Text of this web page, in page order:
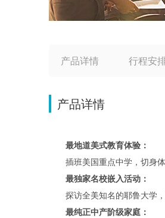
产品详情 行程安
产品详情
最地道美式教育体验：
插班美国重点中学，切身体
最独家名校嵌入活动：
探访全美知名的耶鲁大学，
最纯正中产阶级家庭：